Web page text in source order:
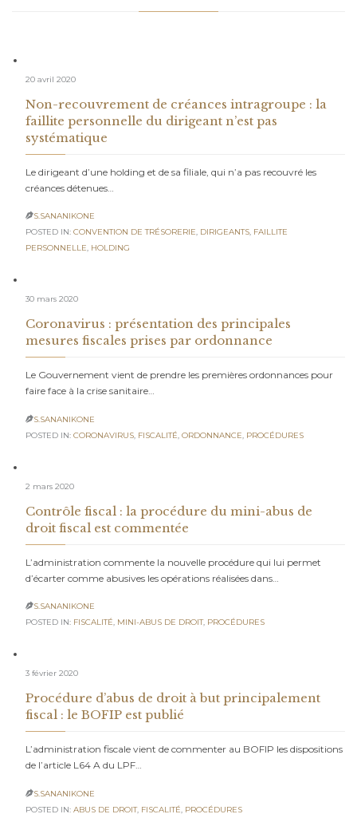
20 avril 2020
Non-recouvrement de créances intragroupe : la
faillite personnelle du dirigeant n’est pas
systématique
Le dirigeant d’une holding et de sa filiale, qui n’a pas recouvré les
créances détenues…
S.SANANIKONE
POSTED IN: CONVENTION DE TRÉSORERIE, DIRIGEANTS, FAILLITE
PERSONNELLE, HOLDING
30 mars 2020
Coronavirus : présentation des principales
mesures fiscales prises par ordonnance
Le Gouvernement vient de prendre les premières ordonnances pour
faire face à la crise sanitaire…
S.SANANIKONE
POSTED IN: CORONAVIRUS, FISCALITÉ, ORDONNANCE, PROCÉDURES
2 mars 2020
Contrôle fiscal : la procédure du mini-abus de
droit fiscal est commentée
L’administration commente la nouvelle procédure qui lui permet
d’écarter comme abusives les opérations réalisées dans…
S.SANANIKONE
POSTED IN: FISCALITÉ, MINI-ABUS DE DROIT, PROCÉDURES
3 février 2020
Procédure d’abus de droit à but principalement
fiscal : le BOFIP est publié
L’administration fiscale vient de commenter au BOFIP les dispositions
de l’article L64 A du LPF…
S.SANANIKONE
POSTED IN: ABUS DE DROIT, FISCALITÉ PROCÉDURES